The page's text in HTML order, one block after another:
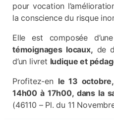
pour vocation
la conscience du risque
Elle est composée
témoignages locaux, de
d’un livret ludique et
Profitez-en le 13
14h00 à 17h00, dans la
(46110 – Pl. du 11